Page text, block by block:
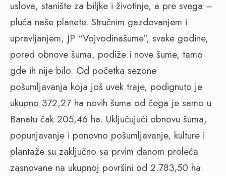
uslova, stanište za biljke i životinje, a pre svega –
pluća naše planete. Stručnim gazdovanjem i
upravljanjem, JP “Vojvodinašume”, svake godine,
pored obnove šuma, podiže i nove šume, tamo
gde ih nije bilo. Od početka sezone
pošumljavanja koja još uvek traje, podignuto je
ukupno 372,27 ha novih šuma od čega je samo u
Banatu čak 205,46 ha. Uključujući obnovu šuma,
popunjavanje i ponovno pošumljavanje, kulture i
plantaže su zaključno sa prvim danom proleća
zasnovane na ukupnoj površini od 2.783,50 ha.